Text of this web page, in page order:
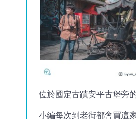
位於國定古蹟安平古堡旁
小編每次到老街都會買這